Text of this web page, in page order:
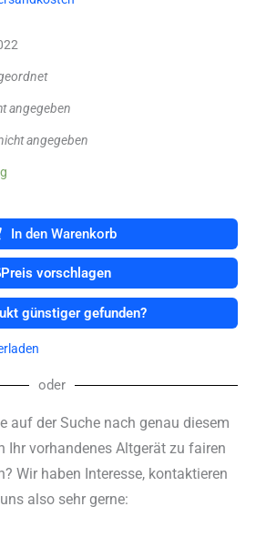
angegeben
angegeben
In den Warenkorb
Preis vorschlagen
günstiger gefunden?
oder
auf der Suche nach genau diesem
Ihr vorhandenes Altgerät zu fairen
Wir haben Interesse, kontaktieren
also sehr gerne: